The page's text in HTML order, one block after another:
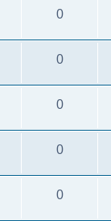
0
0
0
0
0